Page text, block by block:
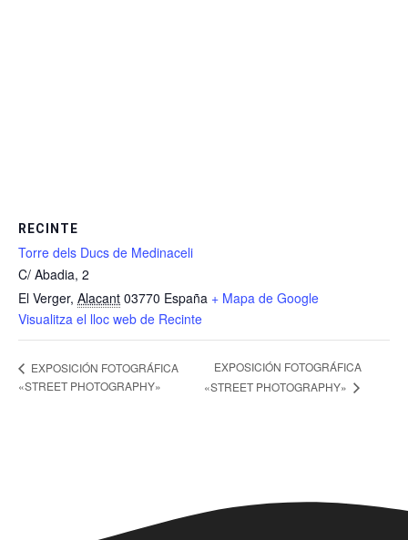
RECINTE
Torre dels Ducs de Medinaceli
C/ Abadia, 2
El Verger, Alacant 03770 España + Mapa de Google
Visualitza el lloc web de Recinte
EXPOSICIÓN FOTOGRÁFICA
«STREET PHOTOGRAPHY»
EXPOSICIÓN FOTOGRÁFICA
«STREET PHOTOGRAPHY»